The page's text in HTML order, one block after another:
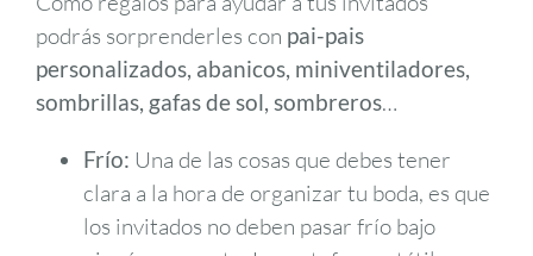
podrás sorprenderles con pai-pais
personalizados, abanicos, miniventiladores,
sombrillas, gafas de sol, sombreros…
Frío: Una de las cosas que debes tener
clara a la hora de organizar tu boda, es que
los invitados no deben pasar frío bajo